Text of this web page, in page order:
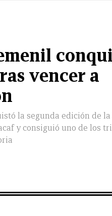
vencer a
la segunda edición de la
y consiguió uno de los